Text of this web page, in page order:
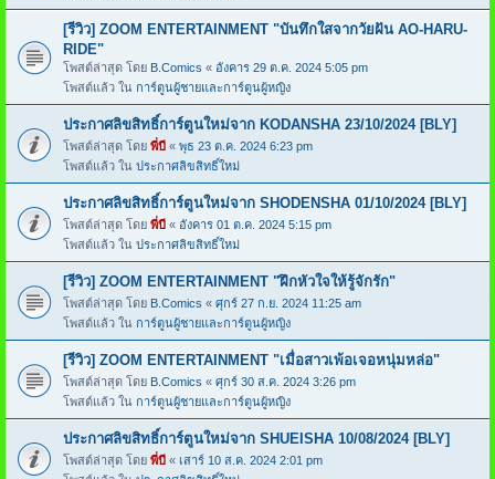
[รีวิว] ZOOM ENTERTAINMENT "บันทึกใสจากวัยฝัน AO-HARU-
RIDE"
โพสต์ล่าสุด โดย B.Comics « อังคาร 29 ต.ค. 2024 5:05 pm
โพสต์แล้ว ใน การ์ตูนผู้ชายและการ์ตูนผู้หญิง
ประกาศลิขสิทธิ์การ์ตูนใหม่จาก KODANSHA 23/10/2024 [BLY]
โพสต์ล่าสุด โดย พี่บี « พุธ 23 ต.ค. 2024 6:23 pm
โพสต์แล้ว ใน ประกาศลิขสิทธิ์ใหม่
ประกาศลิขสิทธิ์การ์ตูนใหม่จาก SHODENSHA 01/10/2024 [BLY]
โพสต์ล่าสุด โดย พี่บี « อังคาร 01 ต.ค. 2024 5:15 pm
โพสต์แล้ว ใน ประกาศลิขสิทธิ์ใหม่
[รีวิว] ZOOM ENTERTAINMENT "ฝึกหัวใจให้รู้จักรัก"
โพสต์ล่าสุด โดย B.Comics « ศุกร์ 27 ก.ย. 2024 11:25 am
โพสต์แล้ว ใน การ์ตูนผู้ชายและการ์ตูนผู้หญิง
[รีวิว] ZOOM ENTERTAINMENT "เมื่อสาวเพ้อเจอหนุ่มหล่อ"
โพสต์ล่าสุด โดย B.Comics « ศุกร์ 30 ส.ค. 2024 3:26 pm
โพสต์แล้ว ใน การ์ตูนผู้ชายและการ์ตูนผู้หญิง
ประกาศลิขสิทธิ์การ์ตูนใหม่จาก SHUEISHA 10/08/2024 [BLY]
โพสต์ล่าสุด โดย พี่บี « เสาร์ 10 ส.ค. 2024 2:01 pm